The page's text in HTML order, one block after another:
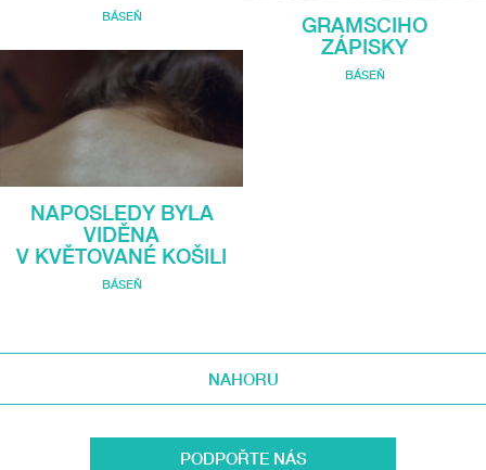
BÁSEŇ
NAPOSLEDY BYLA
VIDĚNA
V KVĚTOVANÉ KOŠILI
BÁSEŇ
GRAMSCIHO
ZÁPISKY
BÁSEŇ
NAHORU
PODPOŘTE NÁS